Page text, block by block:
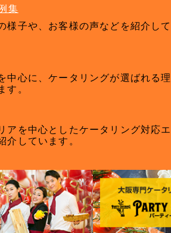
集
様子や、お客様の声などを紹介して
中心に、ケータリングが選ばれる理
。
アを中心としたケータリング対応エ
介しています。